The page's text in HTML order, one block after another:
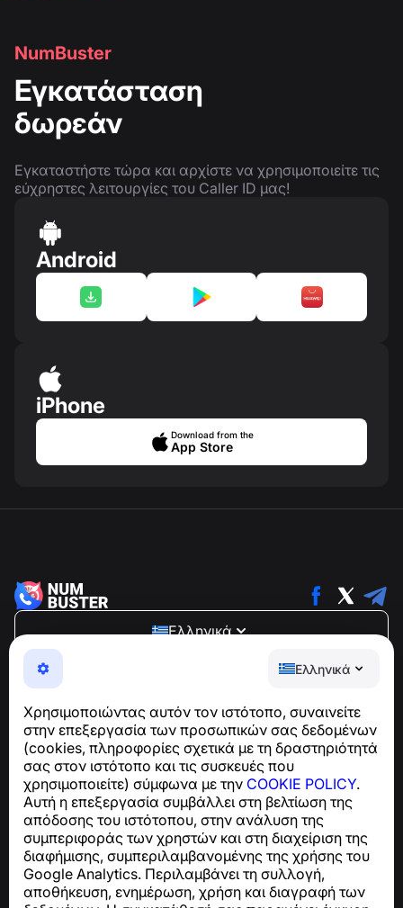
Ελληνικά
Χρησιμοποιώντας αυτόν τον ιστότοπο, συναινείτε
στην επεξεργασία των προσωπικών σας δεδομένων
(cookies, πληροφορίες σχετικά με τη δραστηριότητά
σας στον ιστότοπο και τις συσκευές που
χρησιμοποιείτε) σύμφωνα με την COOKIE POLICY.
Αυτή η επεξεργασία συμβάλλει στη βελτίωση της
απόδοσης του ιστότοπου, στην ανάλυση της
συμπεριφοράς των χρηστών και στη διαχείριση της
διαφήμισης, συμπεριλαμβανομένης της χρήσης του
Google Analytics. Περιλαμβάνει τη συλλογή,
αποθήκευση, ενημέρωση, χρήση και διαγραφή των
NumBuster
Εγκατάσταση
δωρεάν
Εγκαταστήστε τώρα και αρχίστε να χρησιμοποιείτε τις
εύχρηστες λειτουργίες του Caller ID μας!
Android
iPhone
Download from the
App Store
Ελληνικά
NumBuster © 2013—2026 ·
support@numbuster.com
Μια εύχρηστη εφαρμογή που σας προστατεύει από
Για ερωτήσεις σχετικά με τη συμμόρφωση με το GDPR:
support@numbuster.com
Κέντρο βοήθειας
Ειδήσεις και Άρθρα
Σχετικά με το έργο
Επαφές